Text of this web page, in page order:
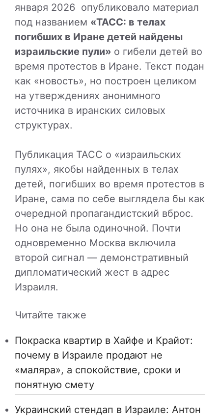
января 2026 опубликовало материал
под названием «ТАСС: в телах
погибших в Иране детей найдены
израильские пули» о гибели детей во
время протестов в Иране. Текст подан
как «новость», но построен целиком
на утверждениях анонимного
источника в иранских силовых
структурах.
Публикация ТАСС о «израильских
пулях», якобы найденных в телах
детей, погибших во время протестов в
Иране, сама по себе выглядела бы как
очередной пропагандистский вброс.
Но она не была одиночной. Почти
одновременно Москва включила
второй сигнал — демонстративный
дипломатический жест в адрес
Израиля.
Читайте также
Покраска квартир в Хайфе и Крайот:
почему в Израиле продают не
«маляра», а спокойствие, сроки и
понятную смету
Украинский стендап в Израиле: Антон